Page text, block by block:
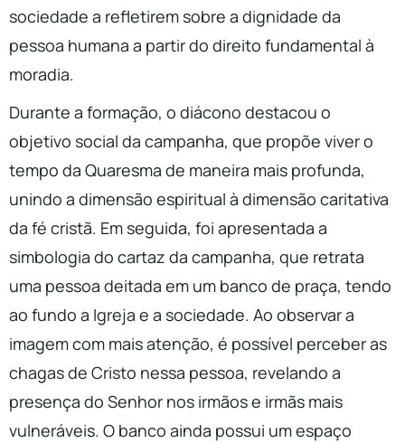
sociedade a refletirem sobre a dignidade da
pessoa humana a partir do direito fundamental à
moradia.
Durante a formação, o diácono destacou o
objetivo social da campanha, que propõe viver o
tempo da Quaresma de maneira mais profunda,
unindo a dimensão espiritual à dimensão caritativa
da fé cristã. Em seguida, foi apresentada a
simbologia do cartaz da campanha, que retrata
uma pessoa deitada em um banco de praça, tendo
ao fundo a Igreja e a sociedade. Ao observar a
imagem com mais atenção, é possível perceber as
chagas de Cristo nessa pessoa, revelando a
presença do Senhor nos irmãos e irmãs mais
vulneráveis. O banco ainda possui um espaço